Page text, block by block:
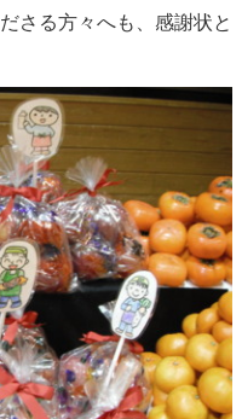
さる方々へも、感謝状と